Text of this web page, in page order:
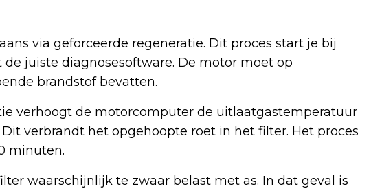
via geforceerde regeneratie. Dit proces start je bij
juiste diagnosesoftware. De motor moet op
brandstof bevatten.
verhoogt de motorcomputer de uitlaatgastemperatuur
verbrandt het opgehoopte roet in het filter. Het proces
minuten.
waarschijnlijk te zwaar belast met as. In dat geval is